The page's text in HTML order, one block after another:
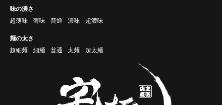
味の濃さ
超薄味
薄味 普通 濃味 超濃味
麺の太さ
超細麺
細麺 普通 太麺 超太麺